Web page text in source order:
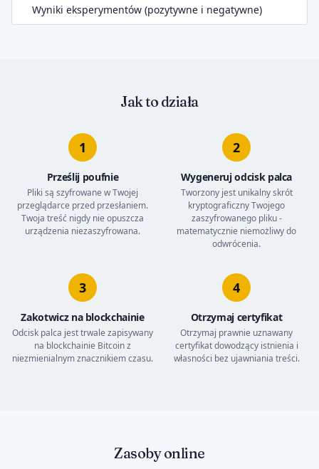
Wyniki eksperymentów (pozytywne i negatywne)
Jak to działa
1
Prześlij poufnie
Pliki są szyfrowane w Twojej
przeglądarce przed przesłaniem.
Twoja treść nigdy nie opuszcza
urządzenia niezaszyfrowana.
2
Wygeneruj odcisk palca
Tworzony jest unikalny skrót
kryptograficzny Twojego
zaszyfrowanego pliku -
matematycznie niemożliwy do
odwrócenia.
3
Zakotwicz na blockchainie
Odcisk palca jest trwale zapisywany
na blockchainie Bitcoin z
niezmienialnym znacznikiem czasu.
4
Otrzymaj certyfikat
Otrzymaj prawnie uznawany
certyfikat dowodzący istnienia i
własności bez ujawniania treści.
Zasoby online